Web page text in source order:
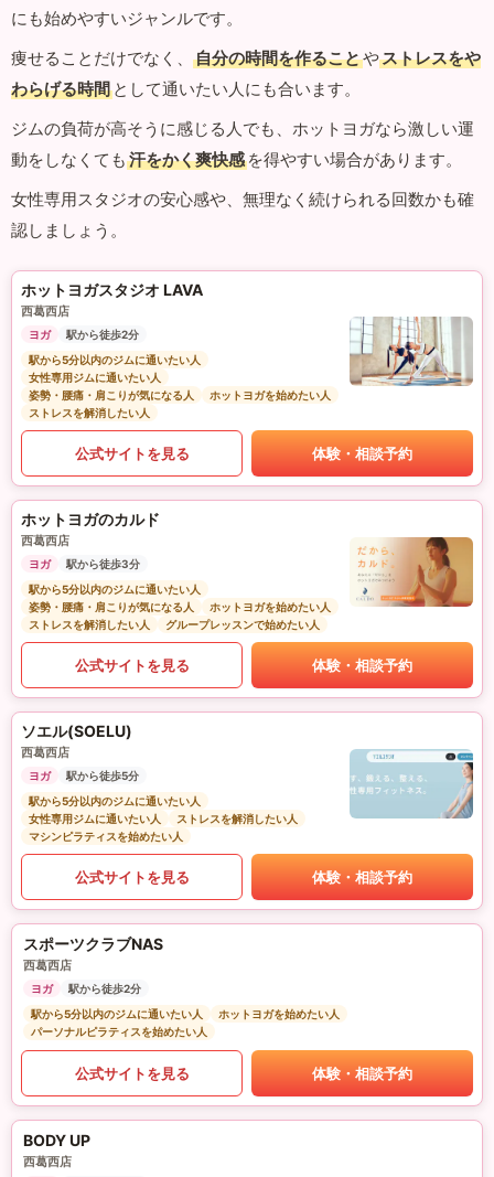
にも始めやすいジャンルです。
痩せることだけでなく、
自分の時間を作ることやストレスをや
わらげる時間 として通いたい人にも合います。
ジムの負荷が高そうに感じる人でも、ホットヨガなら激しい運
動をしなくても 汗をかく爽快感 を得やすい場合があります。
女性専用スタジオの安心感や、無理なく続けられる回数かも確
認しましょう。
ホットヨガスタジオ LAVA
西葛西店
ヨガ
駅から徒歩2分
駅から5分以内のジムに通いたい人
女性専用ジムに通いたい人
姿勢・腰痛・肩こりが気になる人
ホットヨガを始めたい人
ストレスを解消したい人
公式サイトを見る 体験・相談予約
ホットヨガのカルド
西葛西店
ヨガ
駅から徒歩3分
駅から5分以内のジムに通いたい人
姿勢・腰痛・肩こりが気になる人
ホットヨガを始めたい人
ストレスを解消したい人
グループレッスンで始めたい人
公式サイトを見る 体験・相談予約
ソエル(SOELU)
西葛西店
ヨガ
駅から徒歩5分
駅から5分以内のジムに通いたい人
女性専用ジムに通いたい人
ストレスを解消したい人
マシンピラティスを始めたい人
公式サイトを見る 体験・相談予約
スポーツクラブNAS
西葛西店
ヨガ
駅から徒歩2分
駅から5分以内のジムに通いたい人
ホットヨガを始めたい人
パーソナルピラティスを始めたい人
公式サイトを見る 体験・相談予約
BODY UP
西葛西店